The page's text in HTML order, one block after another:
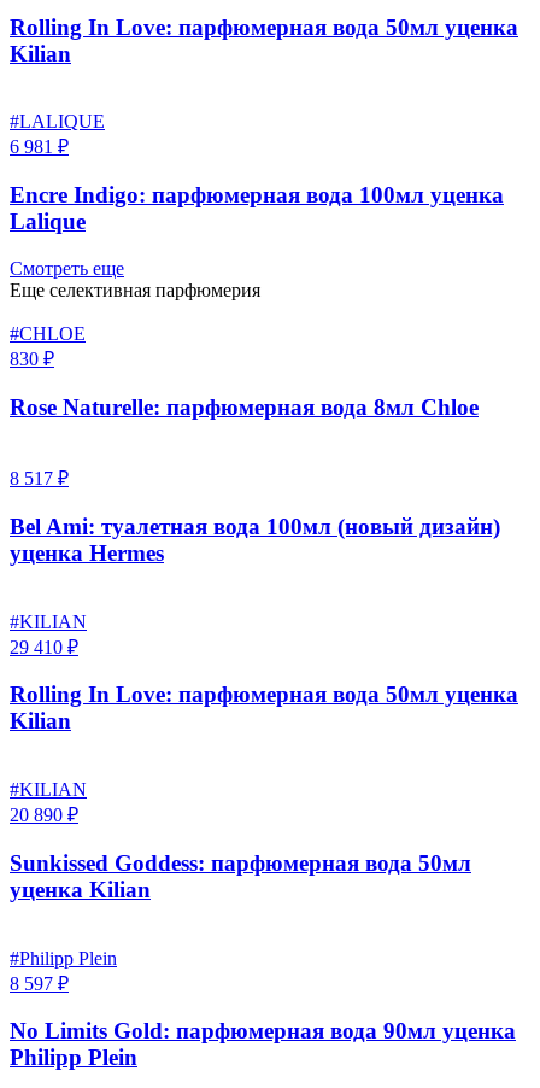
Rolling In Love: парфюмерная вода 50мл уценка
Kilian
#LALIQUE
6 981 ₽
Encre Indigo: парфюмерная вода 100мл уценка
Lalique
Смотреть еще
Еще селективная парфюмерия
#CHLOE
830 ₽
Rose Naturelle: парфюмерная вода 8мл Chloe
8 517 ₽
Bel Ami: туалетная вода 100мл (новый дизайн)
уценка Hermes
#KILIAN
29 410 ₽
Rolling In Love: парфюмерная вода 50мл уценка
Kilian
#KILIAN
20 890 ₽
Sunkissed Goddess: парфюмерная вода 50мл
уценка Kilian
#Philipp Plein
8 597 ₽
No Limits Gold: парфюмерная вода 90мл уценка
Philipp Plein